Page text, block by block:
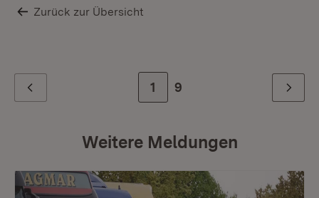
Zurück zur Übersicht
Zur Seite
1 Zur letzten Seite
9 Weiter
Weitere Meldungen